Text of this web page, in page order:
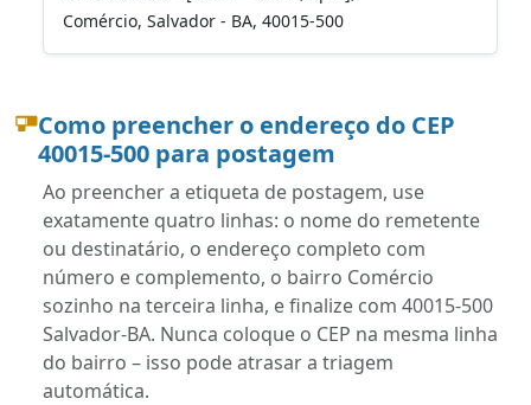
Comércio, Salvador - BA, 40015-500
Como preencher o endereço do CEP
40015-500 para postagem
Ao preencher a etiqueta de postagem, use
exatamente quatro linhas: o nome do remetente
ou destinatário, o endereço completo com
número e complemento, o bairro Comércio
sozinho na terceira linha, e finalize com 40015-500
Salvador-BA. Nunca coloque o CEP na mesma linha
do bairro – isso pode atrasar a triagem
automática.